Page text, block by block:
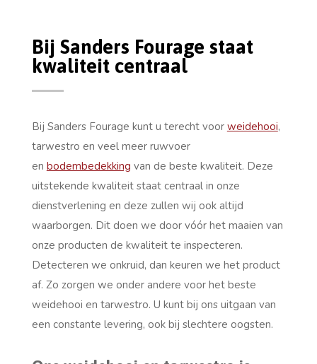
Bij Sanders Fourage staat
kwaliteit centraal
Bij Sanders Fourage kunt u terecht voor weidehooi,
tarwestro en veel meer ruwvoer
en bodembedekking van de beste kwaliteit. Deze
uitstekende kwaliteit staat centraal in onze
dienstverlening en deze zullen wij ook altijd
waarborgen. Dit doen we door vóór het maaien van
onze producten de kwaliteit te inspecteren.
Detecteren we onkruid, dan keuren we het product
af. Zo zorgen we onder andere voor het beste
weidehooi en tarwestro. U kunt bij ons uitgaan van
een constante levering, ook bij slechtere oogsten.